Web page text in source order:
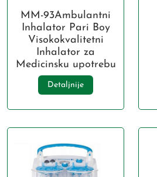
MM-93Ambulantni
Inhalator Pari Boy
Visokokvalitetni
Inhalator za
Medicinsku upotrebu
Detaljnije